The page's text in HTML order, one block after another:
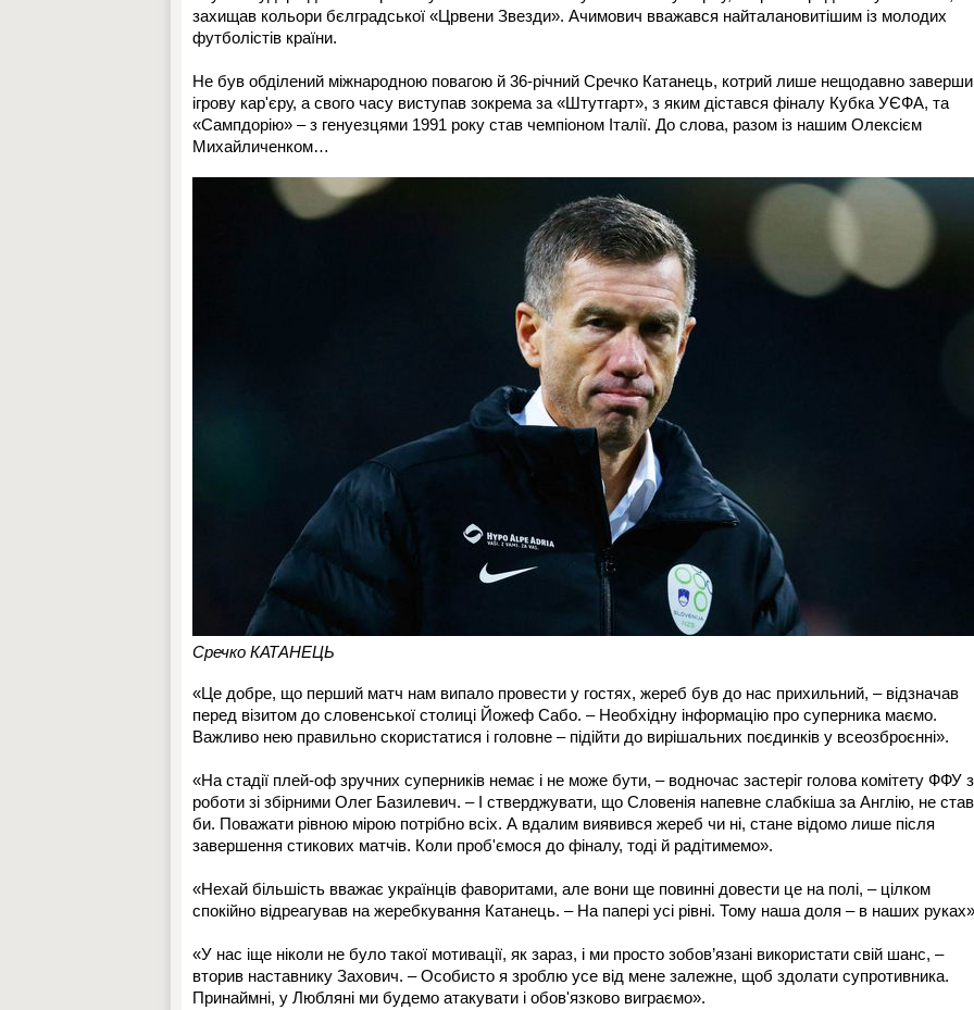
захищав кольори бєлградської «Црвени Звезди». Ачимович вважався найталановитішим із молодих
футболістів країни.
Не був обділений міжнародною повагою й 36-річний Сречко Катанець, котрий лише нещодавно
ігрову кар'єру, а свого часу виступав зокрема за «Штутгарт», з яким дістався фіналу Кубка УЄФА, та
«Сампдорію» – з генуезцями 1991 року став чемпіоном Італії. До слова, разом із нашим Олексієм
Михайличенком…
Сречко КАТАНЕЦЬ
«Це добре, що перший матч нам випало провести у гостях, жереб був до нас прихильний, – відзначав
перед візитом до словенської столиці Йожеф Сабо. – Необхідну інформацію про суперника маємо.
Важливо нею правильно скористатися і головне – підійти до вирішальних поєдинків у всеозброєнні».
«На стадії плей-оф зручних суперників немає і не може бути, – водночас застеріг голова комітету ФФУ з
роботи зі збірними Олег Базилевич. – І стверджувати, що Словенія напевне слабкіша за Англію, не став
би. Поважати рівною мірою потрібно всіх. А вдалим виявився жереб чи ні, стане відомо лише після
завершення стикових матчів. Коли проб'ємося до фіналу, тоді й радітимемо».
«Нехай більшість вважає українців фаворитами, але вони ще повинні довести це на полі, – цілком
спокійно відреагував на жеребкування Катанець. – На папері усі рівні. Тому наша доля – в наших
«У нас іще ніколи не було такої мотивації, як зараз, і ми просто зобов’язані використати свій шанс, –
вторив наставнику Захович. – Особисто я зроблю усе від мене залежне, щоб здолати супротивника.
Принаймні, у Любляні ми будемо атакувати і обов'язково виграємо».